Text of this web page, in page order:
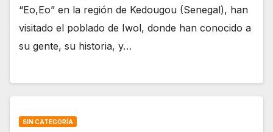
“Eo,Eo” en la región de Kedougou (Senegal), han
visitado el poblado de Iwol, donde han conocido a
su gente, su historia, y…
SIN CATEGORÍA